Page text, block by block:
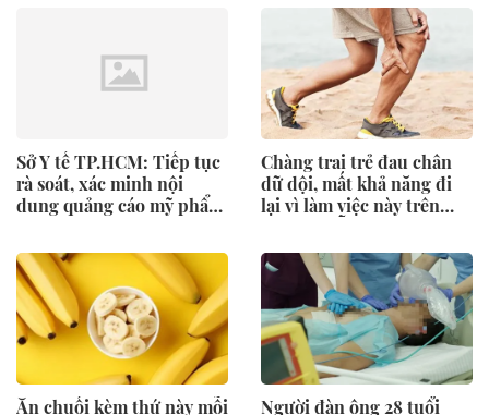
Sở Y tế TP.HCM: Tiếp tục
rà soát, xác minh nội
dung quảng cáo mỹ phẩm
Chàng trai trẻ đau chân
dữ dội, mất khả năng đi
lại vì làm việc này trên
Ăn chuối kèm thứ này mỗi Người đàn ông 28 tuổi